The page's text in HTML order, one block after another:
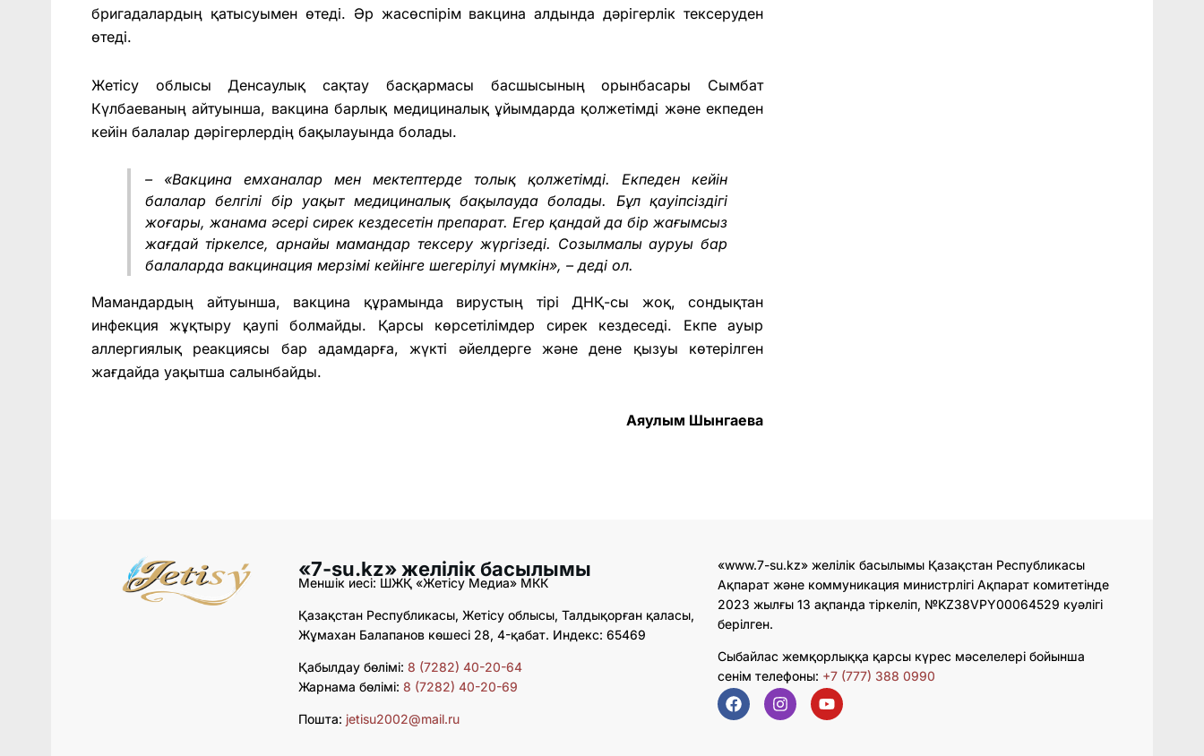
бригадалардың қатысуымен өтеді. Әр жасөспірім вакцина алдында дәрігерлік тексеруден
өтеді.
Жетісу облысы Денсаулық сақтау басқармасы басшысының орынбасары Сымбат
Күлбаеваның айтуынша, вакцина барлық медициналық ұйымдарда қолжетімді және екпеден
кейін балалар дәрігерлердің бақылауында болады.
– «Вакцина емханалар мен мектептерде толық қолжетімді. Екпеден кейін
балалар белгілі бір уақыт медициналық бақылауда болады. Бұл қауіпсіздігі
жоғары, жанама әсері сирек кездесетін препарат. Егер қандай да бір жағымсыз
жағдай тіркелсе, арнайы мамандар тексеру жүргізеді. Созылмалы ауруы бар
балаларда вакцинация мерзімі кейінге шегерілуі мүмкін», – деді ол.
Мамандардың айтуынша, вакцина құрамында вирустың тірі ДНҚ-сы жоқ, сондықтан
инфекция жұқтыру қаупі болмайды. Қарсы көрсетілімдер сирек кездеседі. Екпе ауыр
аллергиялық реакциясы бар адамдарға, жүкті әйелдерге және дене қызуы көтерілген
жағдайда уақытша салынбайды.
Аяулым Шынгаева
«7-su.kz» желілік басылымы
Меншік иесі: ШЖҚ «Жетісу Медиа» МКК
Қазақстан Республикасы, Жетісу облысы, Талдықорған қаласы,
Жұмахан Балапанов көшесі 28, 4-қабат. Индекс: 65469
Қабылдау бөлімі: 8 (7282) 40-20-64
Жарнама бөлімі: 8 (7282) 40-20-69
Пошта: jetisu2002@mail.ru
«www.7-su.kz» желілік басылымы Қазақстан Республикасы
Ақпарат және коммуникация министрлігі Ақпарат комитетінде
2023 жылғы 13 ақпанда тіркеліп, №KZ38VPY00064529 куәлігі
берілген.
Сыбайлас жемқорлыққа қарсы күрес мәселелері бойынша
сенім телефоны: +7 (777) 388 0990